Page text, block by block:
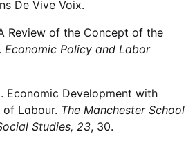
De Vive Voix.
Review of the Concept of the
Economic Policy and Labor
Economic Development with
of Labour. The Manchester School
Studies, 23, 30.